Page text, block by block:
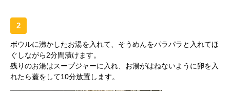
2
ボウルに沸かしたお湯を入れて、そうめんをパラパラと入れてほ
ぐしながら2分間漬けます。
残りのお湯はスープジャーに入れ、お湯がはねないように卵を入
れたら蓋をして10分放置します。